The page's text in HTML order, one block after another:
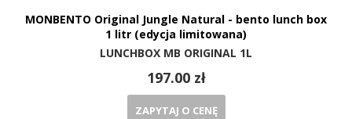
MONBENTO Original Jungle Natural - bento lunch box
1 litr (edycja limitowana)
LUNCHBOX MB ORIGINAL 1L
197.00 zł
ZAPYTAJ O CENĘ